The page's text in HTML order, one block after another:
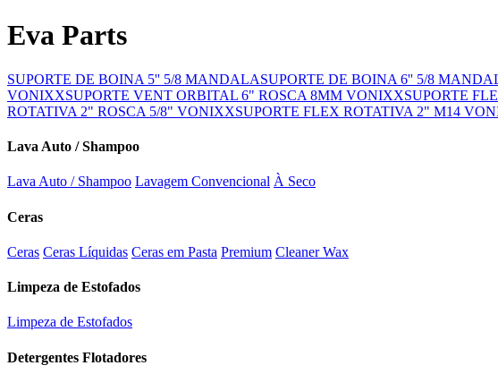
Eva Parts
SUPORTE DE BOINA 5'' 5/8 MANDALASUPORTE DE BOINA 6'' 5/8
VONIXXSUPORTE VENT ORBITAL 6" ROSCA 8MM VONIXXSUPORTE
ROTATIVA 2" ROSCA 5/8" VONIXXSUPORTE FLEX ROTATIVA 2" M14
Lava Auto / Shampoo
Lava Auto / Shampoo Lavagem Convencional À Seco
Ceras
Ceras Ceras Líquidas Ceras em Pasta Premium Cleaner Wax
Limpeza de Estofados
Limpeza de Estofados
Detergentes Flotadores